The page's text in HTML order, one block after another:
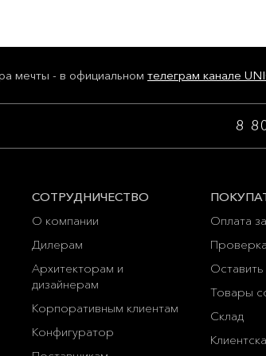
мечты - в официальном телеграм канале
8
СОТРУДНИЧЕСТВО
О компании
Дилерам
Архитекторам и
дизайнерам
Корпоративным клиентам
Конфигуратор
Оплата
Товары
Склад